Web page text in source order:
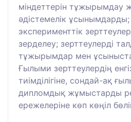
міндеттерін тұжырымдау
әдістемелік
эксперименттік
зерделеу; зерттеулерді
тұжырымдар мен
Ғылыми зерттеулердің
тиімділігіне, сондай-ақ
дипломдық жұмыстарды
ережелеріне көп көңіл